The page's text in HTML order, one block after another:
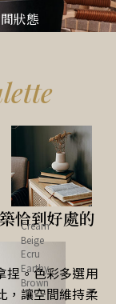
狀態
Cream
Beige
Ecru
Earthy
Brown
恰到好處的
捏。色彩多選用
，讓空間維持柔